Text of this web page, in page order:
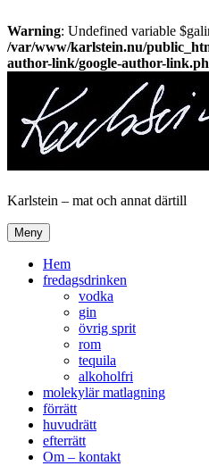
Warning: Undefined variable
/var/www/karlstein.nu/
author-link/google-author-
innehåll
Karlstein – mat och annat därtill
Meny
Hem
fredagsdrinken
vodka
gin
övrig sprit
rom
tequila
alkoholfri
molekylär matlagning
förrätt
huvudrätt
efterrätt
Om – kontakt